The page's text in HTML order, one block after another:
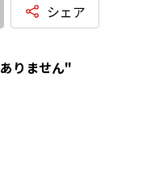
シェア
りません"